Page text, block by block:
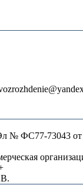
ФС77-73043 от